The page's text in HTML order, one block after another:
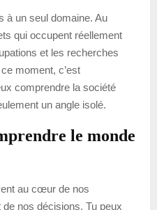
à un seul domaine. Au
qui occupent réellement
et les recherches
moment, c’est
comprendre la société
un angle isolé.
le monde
au cœur de nos
nos décisions. Tu peux